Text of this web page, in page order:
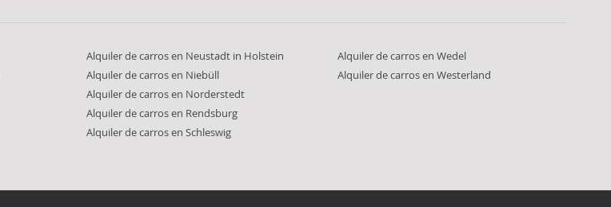
Alquiler de carros en Neustadt in Holstein
Alquiler de carros en Niebüll
Alquiler de carros en Norderstedt
Alquiler de carros en Rendsburg
Alquiler de carros en Schleswig
Alquiler de carros en Wedel
Alquiler de carros en Westerland